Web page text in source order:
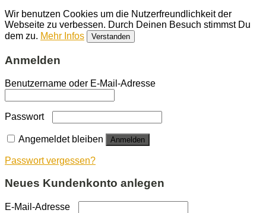
Wir benutzen Cookies um die Nutzerfreundlichkeit der
Webseite zu verbessen. Durch Deinen Besuch stimmst Du
dem zu. Mehr Infos Verstanden
Anmelden
Benutzername oder E-Mail-Adresse
Passwort
Angemeldet bleiben Anmelden
Passwort vergessen?
Neues Kundenkonto anlegen
E-Mail-Adresse